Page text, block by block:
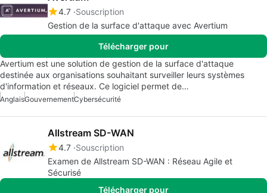
4.7 Souscription
Gestion de la surface d'attaque avec Avertium
Télécharger pour
Avertium est une solution de gestion de la surface d'attaque
destinée aux organisations souhaitant surveiller leurs systèmes
d'information et réseaux. Ce logiciel permet de…
AnglaisGouvernementCybersécurité
Allstream SD-WAN
4.7 Souscription
Examen de Allstream SD-WAN : Réseau Agile et
Sécurisé
Télécharger pour